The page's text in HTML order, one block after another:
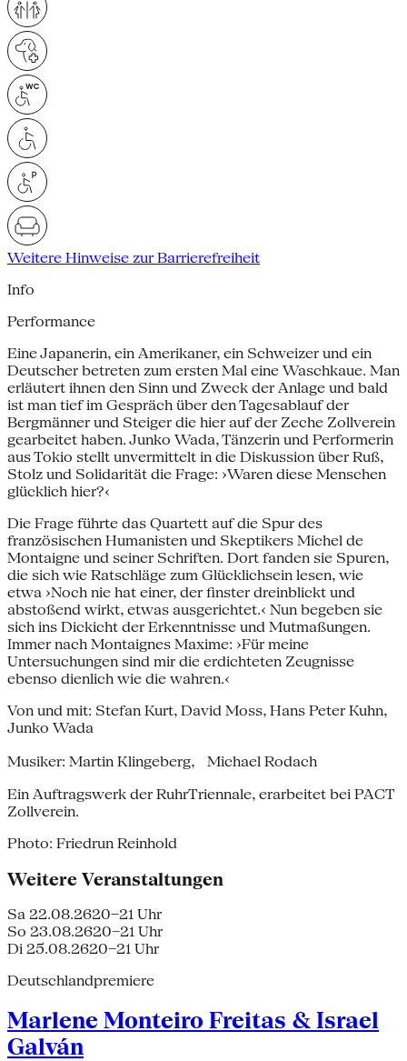
Weitere Hinweise zur Barrierefreiheit
Info
Performance
Eine Japanerin, ein Amerikaner, ein Schweizer und ein
Deutscher betreten zum ersten Mal eine Waschkaue. Man
erläutert ihnen den Sinn und Zweck der Anlage und bald
ist man tief im Gespräch über den Tagesablauf der
Bergmänner und Steiger die hier auf der Zeche Zollverein
gearbeitet haben. Junko Wada, Tänzerin und Performerin
aus Tokio stellt unvermittelt in die Diskussion über Ruß,
Stolz und Solidarität die Frage: ›Waren diese Menschen
glücklich hier?‹
Die Frage führte das Quartett auf die Spur des
französischen Humanisten und Skeptikers Michel de
Montaigne und seiner Schriften. Dort fanden sie Spuren,
die sich wie Ratschläge zum Glücklichsein lesen, wie
etwa ›Noch nie hat einer, der finster dreinblickt und
abstoßend wirkt, etwas ausgerichtet.‹ Nun begeben sie
sich ins Dickicht der Erkenntnisse und Mutmaßungen.
Immer nach Montaignes Maxime: ›Für meine
Untersuchungen sind mir die erdichteten Zeugnisse
ebenso dienlich wie die wahren.‹
Von und mit: Stefan Kurt, David Moss, Hans Peter Kuhn,
Junko Wada
Musiker: Martin Klingeberg, Michael Rodach
Ein Auftragswerk der RuhrTriennale, erarbeitet bei PACT
Zollverein.
Photo: Friedrun Reinhold
Weitere Veranstaltungen
Sa 22.08.2620–21 Uhr
So 23.08.2620–21 Uhr
Di 25.08.2620–21 Uhr
Deutschlandpremiere
Marlene Monteiro Freitas & Israel
Galván